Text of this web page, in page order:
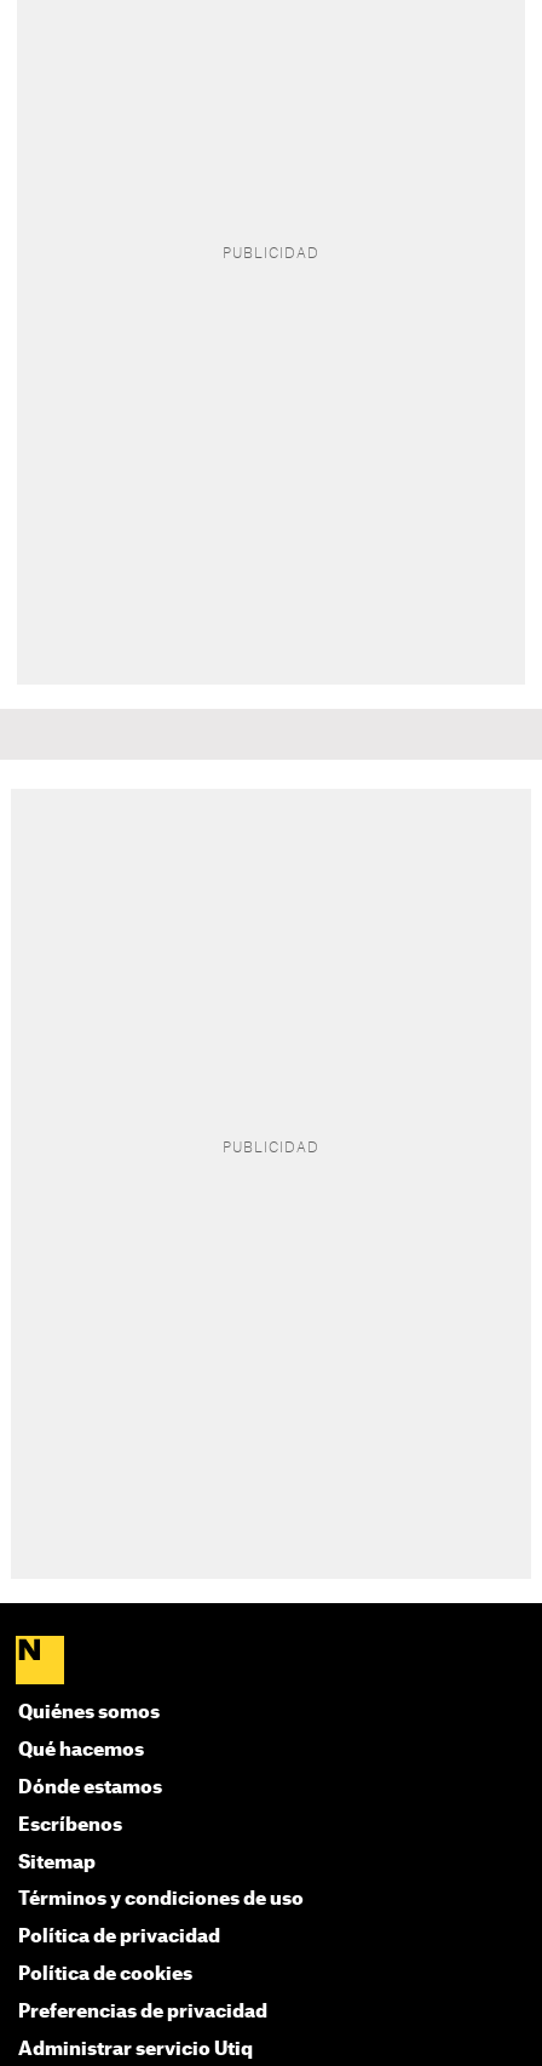
Quiénes somos
Qué hacemos
Dónde estamos
Escríbenos
Sitemap
Términos y condiciones de uso
Política de privacidad
Política de cookies
Preferencias de privacidad
Administrar servicio Utiq